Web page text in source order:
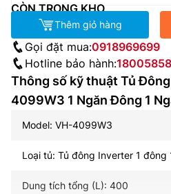
CÒN TRONG KHO
Thêm giỏ hàng
Gọi đặt mua:0918969699
Hotline bảo hành:
Thông số kỹ thuật Tủ
4099W3 1 Ngăn Đông 1
Model: VH-4099W3
Loại tủ: Tủ đông Inverter 1 đông
Dung tích tổng (L): 400